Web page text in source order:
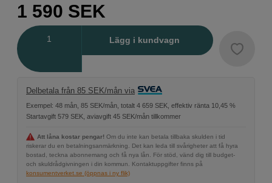
1 590 SEK
Lägg i kundvagn
Delbetala från 85 SEK/mån via
Exempel: 48 mån, 85 SEK/mån, totalt 4 659 SEK, effektiv ränta 10,45 %
Startavgift 579 SEK, aviavgift 45 SEK/mån tillkommer
Att låna kostar pengar! Om du inte kan betala tillbaka skulden i tid
riskerar du en betalningsanmärkning. Det kan leda till svårigheter att få hyra
bostad, teckna abonnemang och få nya lån. För stöd, vänd dig till budget-
och skuldrådgivningen i din kommun. Kontaktuppgifter finns på
konsumentverket.se (öppnas i ny flik)